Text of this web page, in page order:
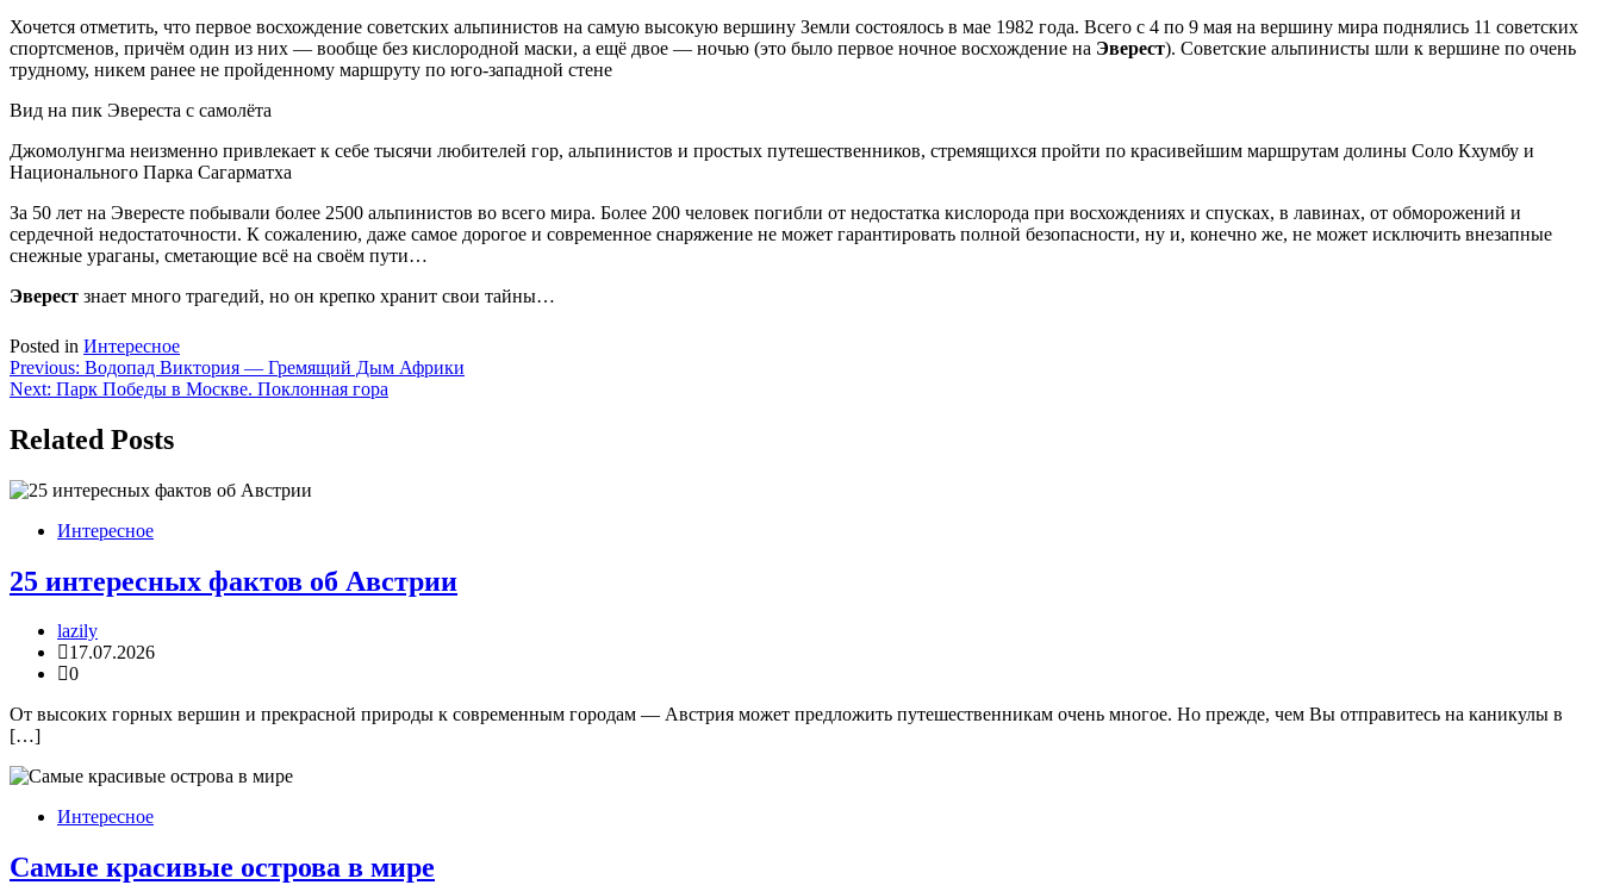
Хочется отметить, что первое восхождение советских альпинистов на самую высокую вершину Земли состоялось в мае 1982 года. Всего с 4 по 9 мая на вершину мира поднялись 11 советских
спортсменов, причём один из них — вообще без кислородной маски, а ещё двое — ночью (это было первое ночное восхождение на Эверест). Советские альпинисты шли к вершине по очень
трудному, никем ранее не пройденному маршруту по юго-западной стене
Вид на пик Эвереста с самолёта
Джомолунгма неизменно привлекает к себе тысячи любителей гор, альпинистов и простых путешественников, стремящихся пройти по красивейшим маршрутам долины Соло Кхумбу и
Национального Парка Сагарматха
За 50 лет на Эвересте побывали более 2500 альпинистов во всего мира. Более 200 человек погибли от недостатка кислорода при восхождениях и спусках, в лавинах, от обморожений и
сердечной недостаточности. К сожалению, даже самое дорогое и современное снаряжение не может гарантировать полной безопасности, ну и, конечно же, не может исключить внезапные
снежные ураганы, сметающие всё на своём пути…
Эверест знает много трагедий, но он крепко хранит свои тайны…
Posted in Интересное
Навигация
по
записям
Previous: Водопад Виктория — Гремящий Дым Африки
Next: Парк Победы в Москве. Поклонная гора
Related Posts
Интересное
25 интересных фактов об Австрии
lazily
17.07.2026
0
От высоких горных вершин и прекрасной природы к современным городам — Австрия может предложить путешественникам очень многое. Но прежде, чем Вы отправитесь на каникулы в
[…]
Интересное
Самые красивые острова в мире